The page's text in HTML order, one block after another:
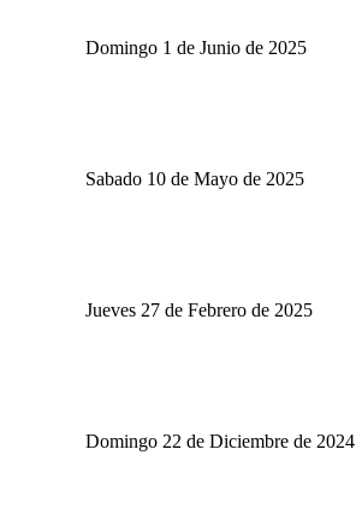
Domingo 1 de Junio de 2025
Sabado 10 de Mayo de 2025
Jueves 27 de Febrero de 2025
Domingo 22 de Diciembre de 2024